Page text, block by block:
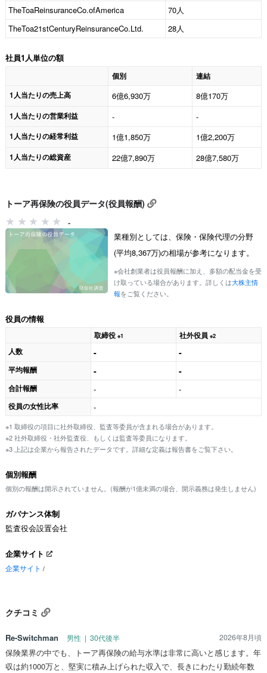
TheToaReinsuranceCo.ofAmerica
70人
TheToa21stCenturyReinsuranceCo.Ltd.
28人
社員1人単位の額
個別
連結
1人当たりの売上高
6億6,930万 8億170万
1人当たりの営業利益 - -
1人当たりの経常利益 1億1,850万 1億2,200万
1人当たりの総資産 22億7,890万 28億7,580万
トーア再保険の役員データ(役員報酬)
-
業種別としては、保険・保険代理の分野
(平均8,367万)の相場が参考になります。
※会社創業者は役員報酬に加え、多額の配当金を受
け取っている場合があります。詳しくは大株主情
報をご覧ください。
役員の情報
取締役 ※1 社外役員 ※2
人数 - -
平均報酬 - -
合計報酬 - -
役員の女性比率 -
※1 取締役の項目に社外取締役、監査等委員が含まれる場合があります。
※2 社外取締役・社外監査役、もしくは監査等委員になります。
※3 上記は企業から報告されたデータです。詳細な定義は報告書をご覧下さい。
個別報酬
個別の報酬は開示されていません。(報酬が1億未満の場合、開示義務は発生しません)
ガバナンス体制
監査役会設置会社
企業サイト
企業サイト /
クチコミ
Re-Switchman 男性 | 30代後半 2026年8月頃
保険業界の中でも、トーア再保険の給与水準は非常に高いと感じます。年
収は約1000万と、堅実に積み上げられた収入で、長きにわたり勤続年数